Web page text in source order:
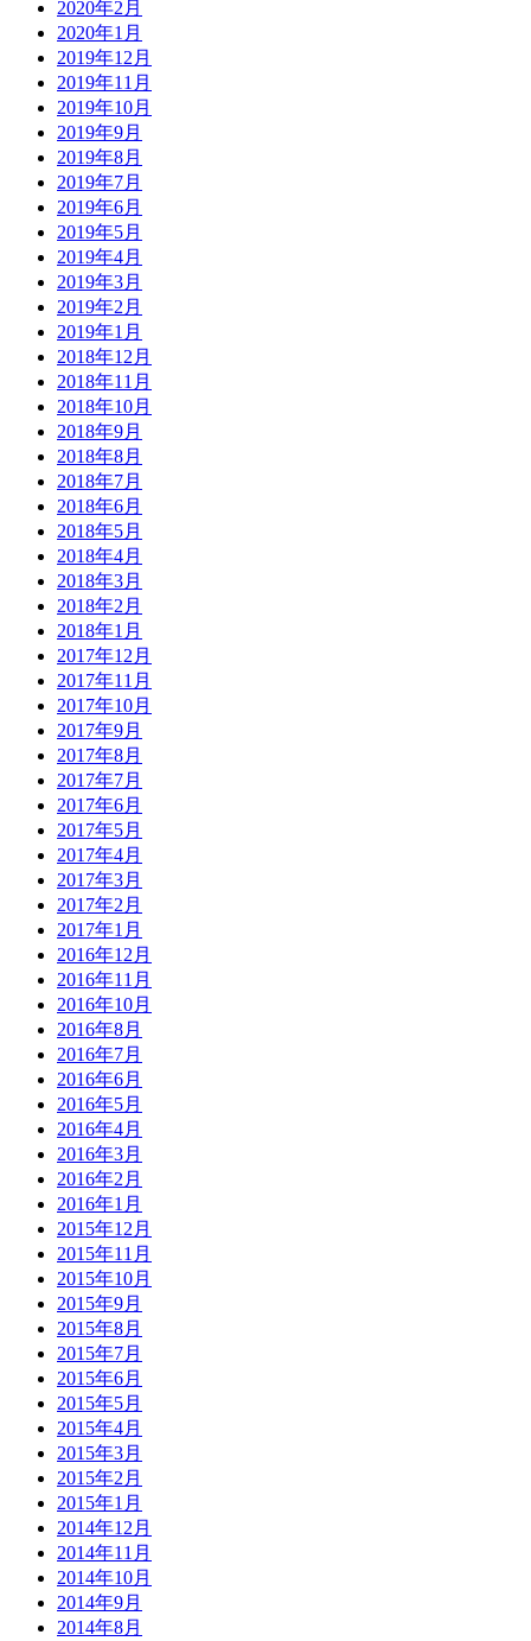
2020年2月
2020年1月
2019年12月
2019年11月
2019年10月
2019年9月
2019年8月
2019年7月
2019年6月
2019年5月
2019年4月
2019年3月
2019年2月
2019年1月
2018年12月
2018年11月
2018年10月
2018年9月
2018年8月
2018年7月
2018年6月
2018年5月
2018年4月
2018年3月
2018年2月
2018年1月
2017年12月
2017年11月
2017年10月
2017年9月
2017年8月
2017年7月
2017年6月
2017年5月
2017年4月
2017年3月
2017年2月
2017年1月
2016年12月
2016年11月
2016年10月
2016年8月
2016年7月
2016年6月
2016年5月
2016年4月
2016年3月
2016年2月
2016年1月
2015年12月
2015年11月
2015年10月
2015年9月
2015年8月
2015年7月
2015年6月
2015年5月
2015年4月
2015年3月
2015年2月
2015年1月
2014年12月
2014年11月
2014年10月
2014年9月
2014年8月